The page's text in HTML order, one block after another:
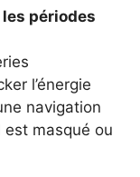
périodes
l’énergie
navigation
est masqué ou